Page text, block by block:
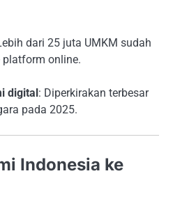
dari 25 juta UMKM sudah
platform online.
digital: Diperkirakan terbesar
pada 2025.
Indonesia ke